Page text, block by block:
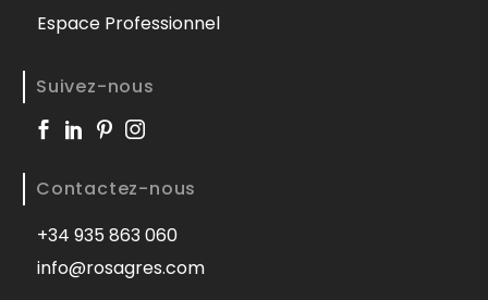
Espace Professionnel
Suivez-nous
Contactez-nous
+34 935 863 060
info@rosagres.com